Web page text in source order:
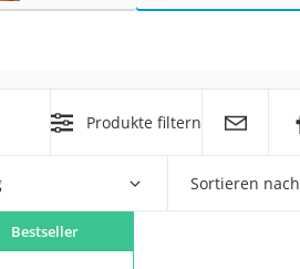
Produkte filtern
Sortieren nach
Bestseller